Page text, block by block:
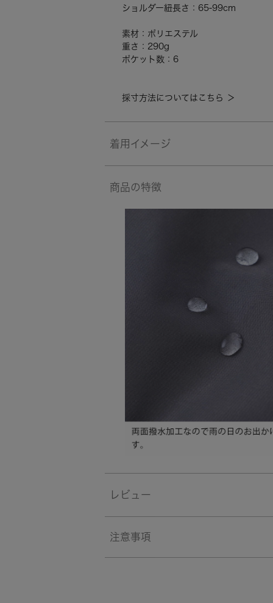
ショルダー紐長さ：65-99cm
素材：ポリエステル
重さ：290g
ポケット数：6
採寸方法についてはこちら ＞
着用イメージ
商品の特徴
レビュー
注意事項